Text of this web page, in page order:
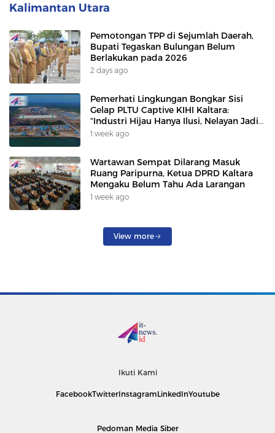
Kalimantan Utara
Pemotongan TPP di Sejumlah Daerah,
Bupati Tegaskan Bulungan Belum
Berlakukan pada 2026
2 days ago
Pemerhati Lingkungan Bongkar Sisi
Gelap PLTU Captive KIHI Kaltara:
“Industri Hijau Hanya Ilusi, Nelayan Jadi
Korban”
1 week ago
Wartawan Sempat Dilarang Masuk
Ruang Paripurna, Ketua DPRD Kaltara
Mengaku Belum Tahu Ada Larangan
1 week ago
View more
Ikuti Kami
FacebookTwitterInstagramLinkedInYoutube
Pedoman Media Siber